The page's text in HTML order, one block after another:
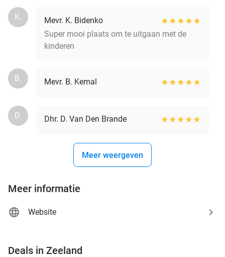
K.
Mevr. K. Bidenko
Super mooi plaats om te uitgaan met de
kinderen
B. Mevr. B. Kemal
D. Dhr. D. Van Den Brande
Meer weergeven
Meer informatie
Website
Deals in Zeeland